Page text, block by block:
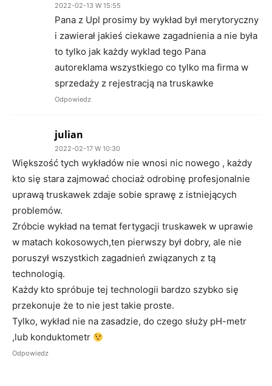
2022-02-13 W 15:55
Pana z Upl prosimy by wykład był merytoryczny
i zawierał jakieś ciekawe zagadnienia a nie była
to tylko jak każdy wyklad tego Pana
autoreklama wszystkiego co tylko ma firma w
sprzedaży z rejestracją na truskawke
Odpowiedz
julian
2022-02-17 W 10:30
Większość tych wykładów nie wnosi nic nowego , każdy
kto się stara zajmować chociaż odrobinę profesjonalnie
uprawą truskawek zdaje sobie sprawę z istniejących
problemów.
Zróbcie wykład na temat fertygacji truskawek w uprawie
w matach kokosowych,ten pierwszy był dobry, ale nie
poruszył wszystkich zagadnień związanych z tą
technologią.
Każdy kto spróbuje tej technologii bardzo szybko się
przekonuje że to nie jest takie proste.
Tylko, wykład nie na zasadzie, do czego służy pH-metr
,lub konduktometr
Odpowiedz